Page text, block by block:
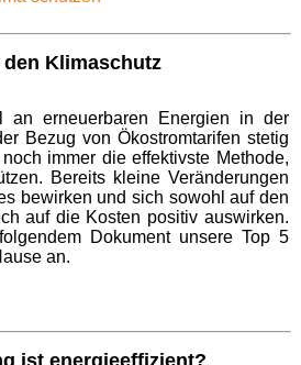
Klimaschutz
an erneuerbaren Energien in der
Bezug von Ökostromtarifen stetig
immer die effektivste Methode,
Bereits kleine Veränderungen
bewirken und sich sowohl auf den
auf die Kosten positiv auswirken.
Dokument unsere Top 5
an.
ist energieeffizient?